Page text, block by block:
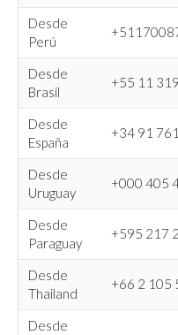
Desde
Perú
Desde
Brasil
+55 11
Desde
España
+34 91
Desde
Uruguay
+000 405
Desde
Paraguay
+595 217
Desde
Thailand
+66 2 105
Desde